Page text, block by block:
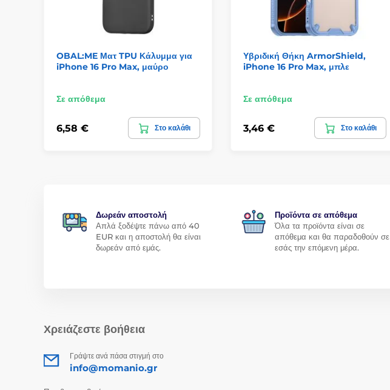
OBAL:ME Ματ TPU Κάλυμμα για
iPhone 16 Pro Max, μαύρο
Σε απόθεμα
6,58 € Στο καλάθι
Υβριδική Θήκη ArmorShield,
iPhone 16 Pro Max, μπλε
Σε απόθεμα
3,46 € Στο καλάθι
Δωρεάν αποστολή
Απλά ξοδέψτε πάνω από 40
EUR και η αποστολή θα είναι
δωρεάν από εμάς.
Προϊόντα σε απόθεμα
Όλα τα προϊόντα είναι σε
απόθεμα και θα παραδοθούν σε
εσάς την επόμενη μέρα.
Χρειάζεστε βοήθεια
Γράψτε ανά πάσα στιγμή στο
info@momanio.gr